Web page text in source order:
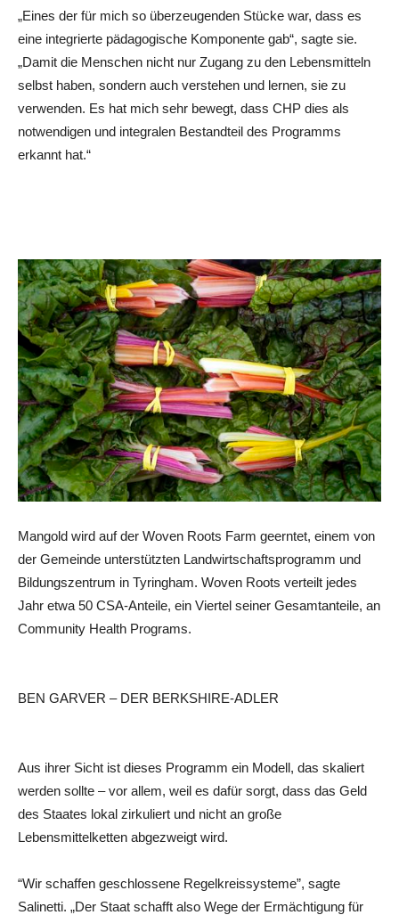
„Eines der für mich so überzeugenden Stücke war, dass es
eine integrierte pädagogische Komponente gab“, sagte sie.
„Damit die Menschen nicht nur Zugang zu den Lebensmitteln
selbst haben, sondern auch verstehen und lernen, sie zu
verwenden. Es hat mich sehr bewegt, dass CHP dies als
notwendigen und integralen Bestandteil des Programms
erkannt hat.“
Mangold wird auf der Woven Roots Farm geerntet, einem von
der Gemeinde unterstützten Landwirtschaftsprogramm und
Bildungszentrum in Tyringham. Woven Roots verteilt jedes
Jahr etwa 50 CSA-Anteile, ein Viertel seiner Gesamtanteile, an
Community Health Programs.
BEN GARVER – DER BERKSHIRE-ADLER
Aus ihrer Sicht ist dieses Programm ein Modell, das skaliert
werden sollte – vor allem, weil es dafür sorgt, dass das Geld
des Staates lokal zirkuliert und nicht an große
Lebensmittelketten abgezweigt wird.
“Wir schaffen geschlossene Regelkreissysteme”, sagte
Salinetti. „Der Staat schafft also Wege der Ermächtigung für